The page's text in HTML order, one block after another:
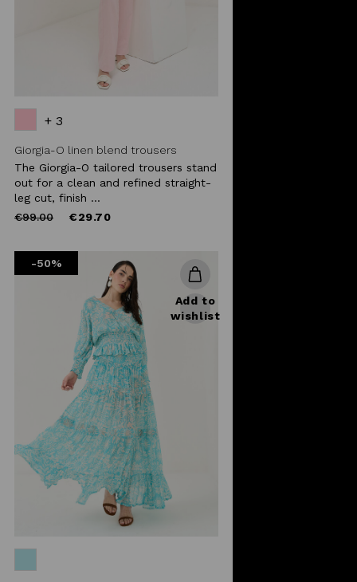
+ 3
Giorgia-O linen blend trousers
The Giorgia-O tailored trousers stand
out for a clean and refined straight-
leg cut, finish ...
Price
€99.00to €29.70
-50%
Add to
wishlist